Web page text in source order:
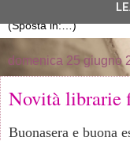
domenica 25 giugno
Novità librarie
Buonasera e buona